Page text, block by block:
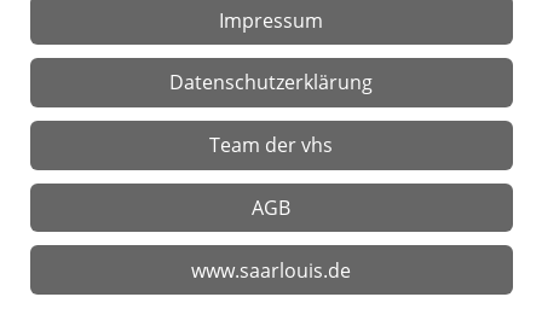
Impressum
Datenschutzerklärung
Team der vhs
AGB
www.saarlouis.de